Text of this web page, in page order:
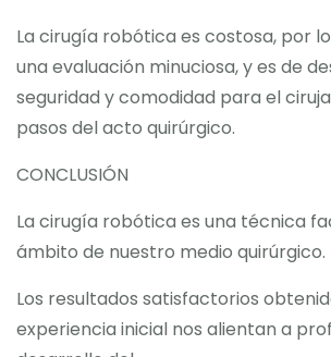
La cirugía robótica es costosa, por
una evaluación minuciosa, y es de
seguridad y comodidad para el
pasos del acto quirúrgico.
CONCLUSIÓN
La cirugía robótica es una técnica
ámbito de nuestro medio quirúrgico.
Los resultados satisfactorios
experiencia inicial nos alientan a